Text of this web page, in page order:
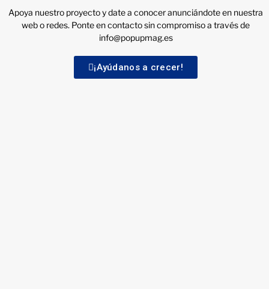
Apoya nuestro proyecto y date a conocer anunciándote en nuestra
web o redes. Ponte en contacto sin compromiso a través de
info@popupmag.es
¡Ayúdanos a crecer!